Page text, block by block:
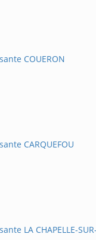
COUERON
CARQUEFOU
LA CHAPELLE-